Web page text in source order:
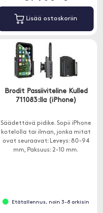
Lisää ostoskoriin
Brodit Passiiviteline Kulled
711083:lla (iPhone)
Säädettävä pidike. Sopii iPhone
kotelolla tai ilman, jonka mitat
ovat seuraavat: Leveys: 80-94
mm, Paksuus: 2-10 mm.
Etätallennus, noin 3-8 arkisin